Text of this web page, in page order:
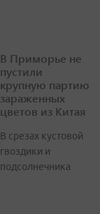
В Приморье не
пустили
крупную партию
зараженных
цветов из Китая
В срезах кустовой
гвоздики и
подсолнечника